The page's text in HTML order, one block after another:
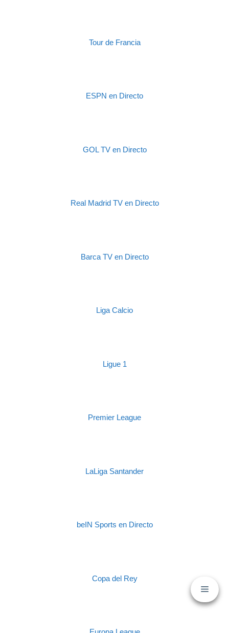
Tour de Francia
ESPN en Directo
GOL TV en Directo
Real Madrid TV en Directo
Barca TV en Directo
Liga Calcio
Ligue 1
Premier League
LaLiga Santander
beIN Sports en Directo
Copa del Rey